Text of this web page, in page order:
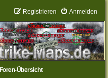
Anmelden
Registrieren
Foren-Übersicht